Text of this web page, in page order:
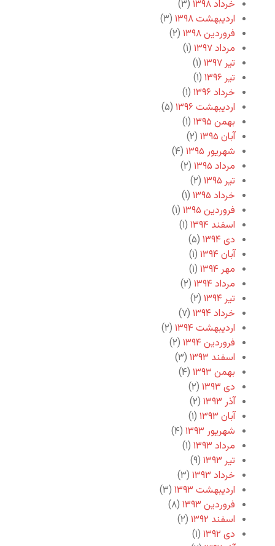
خرداد ۱۳۹۸
(۳)
اردیبهشت ۱۳۹۸
(۳)
فروردین ۱۳۹۸
(۲)
مرداد ۱۳۹۷
(۱)
تیر ۱۳۹۷
(۱)
تیر ۱۳۹۶
(۱)
خرداد ۱۳۹۶
(۱)
اردیبهشت ۱۳۹۶
(۵)
بهمن ۱۳۹۵
(۱)
آبان ۱۳۹۵
(۲)
شهریور ۱۳۹۵
(۴)
مرداد ۱۳۹۵
(۲)
تیر ۱۳۹۵
(۲)
خرداد ۱۳۹۵
(۱)
فروردین ۱۳۹۵
(۱)
اسفند ۱۳۹۴
(۱)
دی ۱۳۹۴
(۵)
آبان ۱۳۹۴
(۱)
مهر ۱۳۹۴
(۱)
مرداد ۱۳۹۴
(۲)
تیر ۱۳۹۴
(۲)
خرداد ۱۳۹۴
(۷)
اردیبهشت ۱۳۹۴
(۲)
فروردین ۱۳۹۴
(۲)
اسفند ۱۳۹۳
(۳)
بهمن ۱۳۹۳
(۴)
دی ۱۳۹۳
(۲)
آذر ۱۳۹۳
(۲)
آبان ۱۳۹۳
(۱)
شهریور ۱۳۹۳
(۴)
مرداد ۱۳۹۳
(۱)
تیر ۱۳۹۳
(۹)
خرداد ۱۳۹۳
(۳)
اردیبهشت ۱۳۹۳
(۳)
فروردین ۱۳۹۳
(۸)
اسفند ۱۳۹۲
(۲)
دی ۱۳۹۲
(۱)